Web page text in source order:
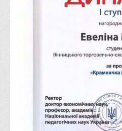
Розвитку кар’єри
Ресурсний центр зі сталого
Моніторингу якості
розвитку
Грантових проєктів
Підтримки технологій та
Психологічного сприяння